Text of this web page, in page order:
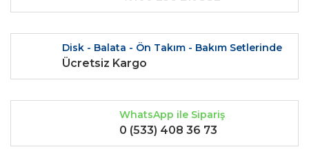
Gönder
Disk - Balata - Ön Takım - Bakım Setlerinde
Ücretsiz Kargo
WhatsApp ile Sipariş
0 (533) 408 36 73